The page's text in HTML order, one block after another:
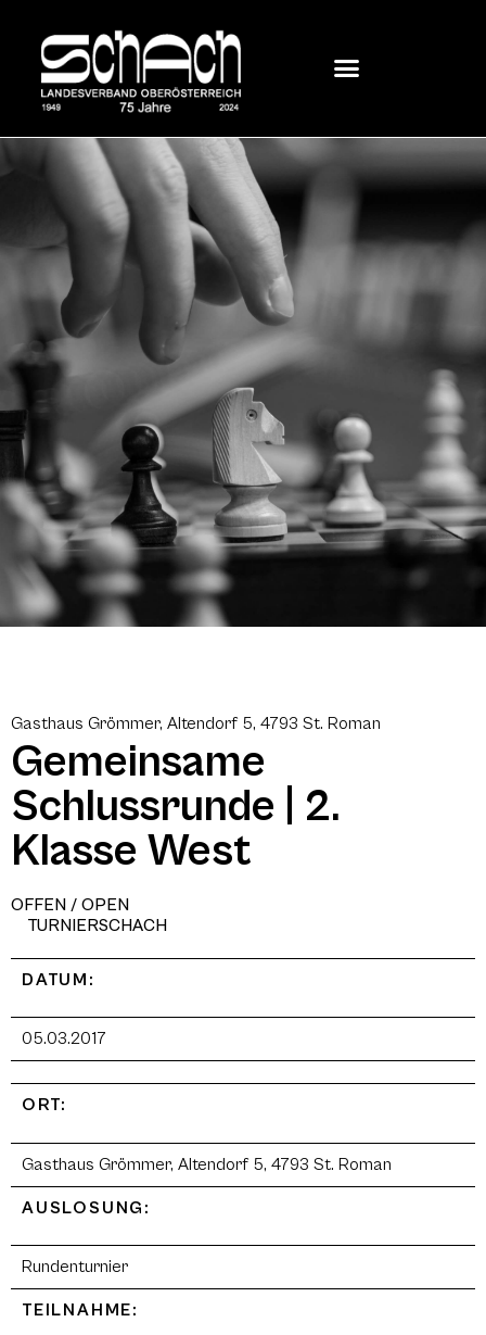
Gasthaus Grömmer, Altendorf 5, 4793 St. Roman
Gemeinsame
Schlussrunde | 2.
Klasse West
OFFEN / OPEN
TURNIERSCHACH
DATUM:
05.03.2017
ORT:
Gasthaus Grömmer, Altendorf 5, 4793 St. Roman
AUSLOSUNG:
Rundenturnier
TEILNAHME: